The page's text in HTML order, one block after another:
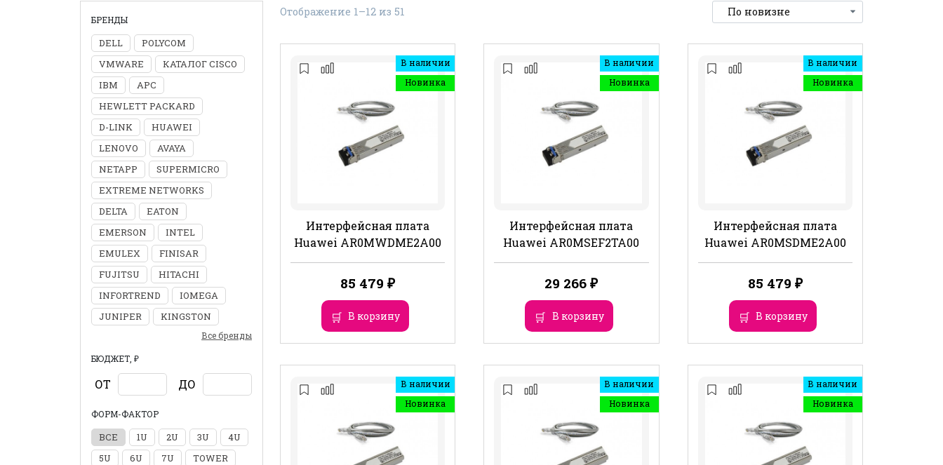
БРЕНДЫ
DELL
POLYCOM
VMWARE
КАТАЛОГ CISCO
IBM
APC
HEWLETT PACKARD
D-LINK
HUAWEI
LENOVO
AVAYA
NETAPP
SUPERMICRO
EXTREME NETWORKS
DELTA
EATON
EMERSON
INTEL
EMULEX
FINISAR
FUJITSU
HITACHI
INFORTREND
IOMEGA
JUNIPER
KINGSTON
Все бренды
БЮДЖЕТ, ₽
ОТ ДО
ФОРМ-ФАКТОР
ВСЕ 1U 2U 3U
4U
5U
6U 7U TOWER
Отображение 1–12 из 51
В наличии
Новинка
Интерфейсная плата
Huawei AR0MWDME2A00
85 479₽
В корзину
В наличии
Новинка
Интерфейсная плата
Huawei AR0MSEF2TA00
29 266₽
В корзину
В наличии
Новинка
Интерфейсная плата
Huawei AR0MSDME2A00
85 479 ₽
В корзину
В наличии
Новинка
В наличии
Новинка
В наличии
Новинка